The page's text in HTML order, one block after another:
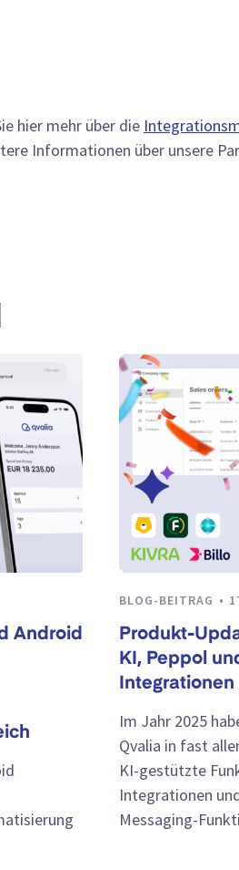
hier mehr über die
Informationen über unsere
Android
BLOG-BEITRAG
Produkt-
KI, Peppol
Integrationen
Im Jahr 2025
Qvalia in fast
KI-gestützte
Integrationen
Messaging-